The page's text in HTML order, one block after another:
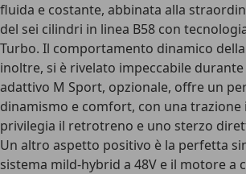
fluida e costante, abbinata alla
del sei cilindri in linea B58 con
Turbo. Il comportamento dinamico della
inoltre, si è rivelato impeccabile
adattivo M Sport, opzionale, offre un
dinamismo e comfort, con una trazione
privilegia il retrotreno e uno sterzo
Un altro aspetto positivo è la perfetta
sistema mild-hybrid a 48V e il motore a